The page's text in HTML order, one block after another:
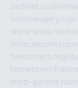
delfinet.ru
velotrenajery.ru
show-pets.ru
miraclecoon.ru
firehunters.ru
hometown-
shop-garena.ru